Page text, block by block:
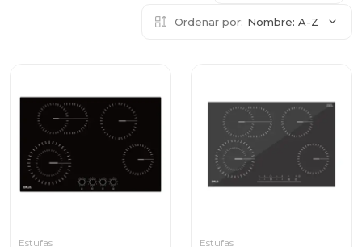
Ordenar por: Nombre: A-Z
Estufas Estufas